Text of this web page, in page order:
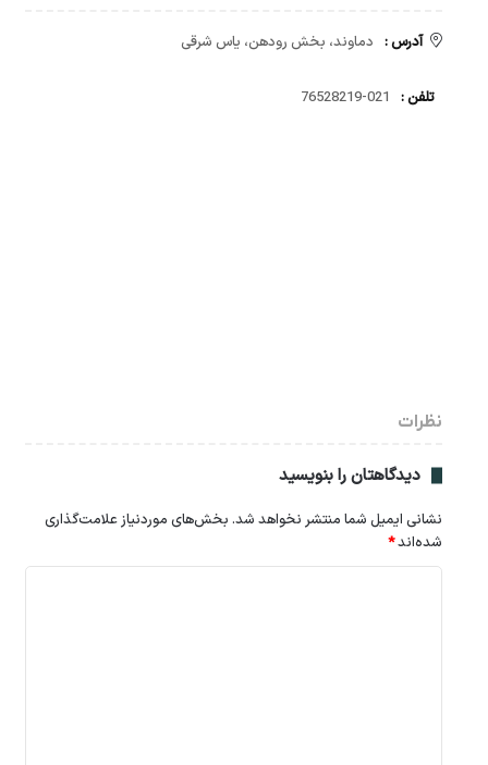
آدرس : دماوند، بخش رودهن، یاس شرقی
تلفن : 021-76528219
نظرات
دیدگاهتان را بنویسید
نشانی ایمیل شما منتشر نخواهد شد. بخش‌های موردنیاز علامت‌گذاری
شده‌اند*